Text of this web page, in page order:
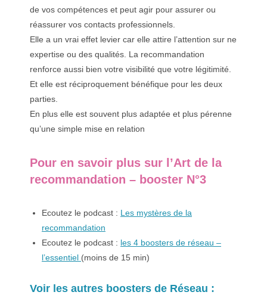
de vos compétences et peut agir pour assurer ou
réassurer vos contacts professionnels.
Elle a un vrai effet levier car elle attire l’attention sur ne
expertise ou des qualités. La recommandation
renforce aussi bien votre visibilité que votre légitimité.
Et elle est réciproquement bénéfique pour les deux
parties.
En plus elle est souvent plus adaptée et plus pérenne
qu’une simple mise en relation
Pour en savoir plus sur l’Art de la
recommandation – booster N°3
Ecoutez le podcast : Les mystères de la
recommandation
Ecoutez le podcast : les 4 boosters de réseau –
l’essentiel (moins de 15 min)
Voir les autres boosters de Réseau :